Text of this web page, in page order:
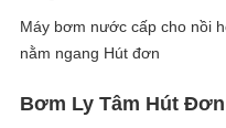
Máy bơm nước cấp cho nồi
nằm ngang Hút đơn
Bơm Ly Tâm Hút